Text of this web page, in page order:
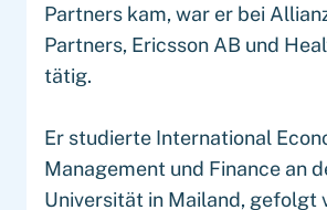
Partners kam, war er bei
Partners, Ericsson AB und
tätig.
Er studierte International
Management und Finance an
Universität in Mailand, gefolgt